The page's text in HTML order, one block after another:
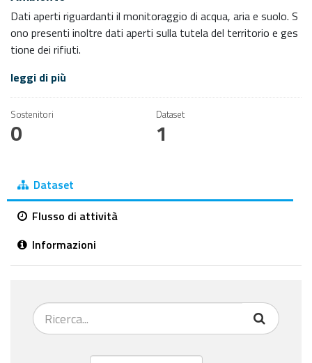
Dati aperti riguardanti il monitoraggio di acqua, aria e suolo. S
ono presenti inoltre dati aperti sulla tutela del territorio e ges
tione dei rifiuti.
leggi di più
Sostenitori
0
Dataset
1
Dataset
Flusso di attività
Informazioni